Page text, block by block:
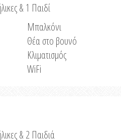
& 1 Παιδί
Μπαλκόνι
Θέα στο βουνό
Κλιματισμός
WiFi
& 2 Παιδιά